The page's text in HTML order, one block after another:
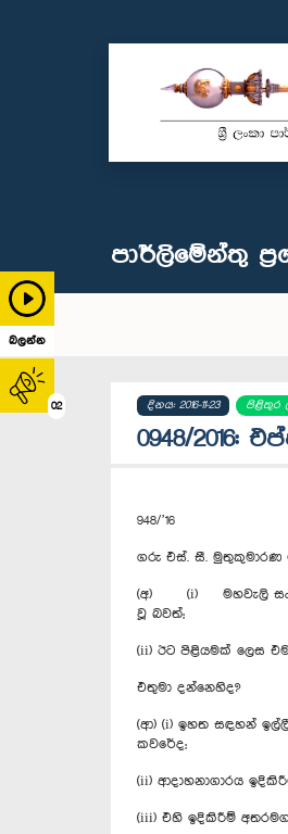
බලන්න
02
පාර්ලි‌මේන්තු‌
දිනය: 2016-11-23 පිළිතුර
0948/2016:
948/’16
ගරු එස්. සී. මුතුකුමාරණ
(අ) (i) මහවැලි
වූ බවත්;
(ii) ඊට පිළියමක් ලෙස
එතුමා දන්නෙහිද?
(ආ) (i) ඉහත සඳහන්
කවරේද;
(ii) ආදාහනාගාරය
(iii) එහි ඉදිකිරීම්